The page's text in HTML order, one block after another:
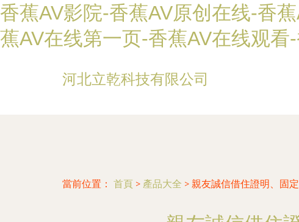
香蕉AV影院-香蕉AV原创在线-香
蕉AV在线第一页-香蕉AV在线观
河北立乾科技有限公司
當前位置： 首頁 > 產品大全 > 親友誠信借住證明、固